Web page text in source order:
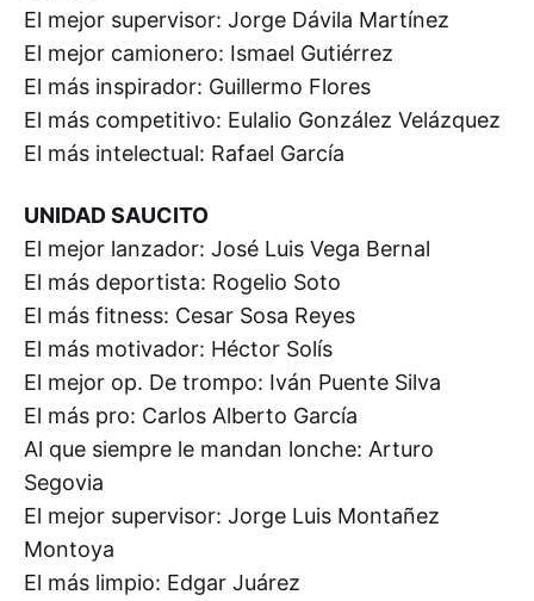
El mejor supervisor: Jorge Dávila Martínez
El mejor camionero: Ismael Gutiérrez
El más inspirador: Guillermo Flores
El más competitivo: Eulalio González Velázquez
El más intelectual: Rafael García
UNIDAD SAUCITO
El mejor lanzador: José Luis Vega Bernal
El más deportista: Rogelio Soto
El más fitness: Cesar Sosa Reyes
El más motivador: Héctor Solís
El mejor op. De trompo: Iván Puente Silva
El más pro: Carlos Alberto García
Al que siempre le mandan lonche: Arturo
Segovia
El mejor supervisor: Jorge Luis Montañez
Montoya
El más limpio: Edgar Juárez